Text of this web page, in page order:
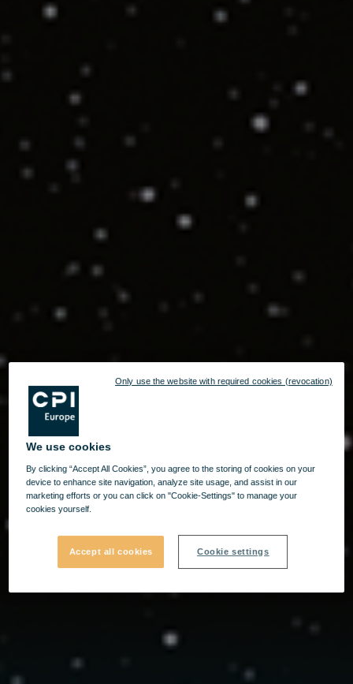
We use cookies
By clicking “Accept All Cookies”, you agree to the storing of cookies on your
device to enhance site navigation, analyze site usage, and assist in our
marketing efforts or you can click on "Cookie-Settings" to manage your
cookies yourself.
Accept all cookies Cookie settings
Only use the website with required cookies (revocation)